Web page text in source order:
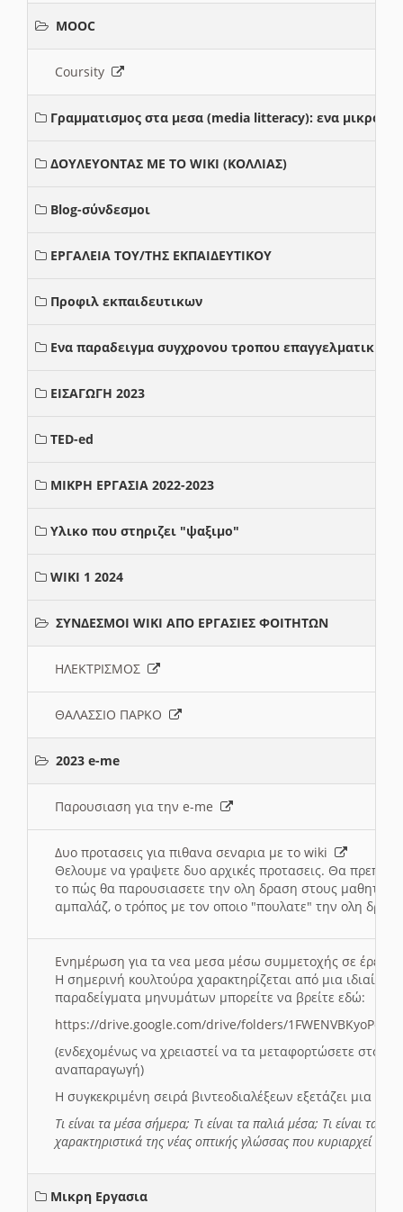
MOOC
Coursity
Γραμματισμος στα μεσα (media litteracy): ενα μικρο
ΔΟΥΛΕΥΟΝΤΑΣ ΜΕ ΤΟ WIKI (ΚΟΛΛΙΑΣ)
Blog-σύνδεσμοι
ΕΡΓΑΛΕΙΑ ΤΟΥ/ΤΗΣ ΕΚΠΑΙΔΕΥΤΙΚΟΥ
Προφιλ εκπαιδευτικων
Ενα παραδειγμα συγχρονου τροπου επαγγελματικης
ΕΙΣΑΓΩΓΗ 2023
TED-ed
ΜΙΚΡΗ ΕΡΓΑΣΙΑ 2022-2023
Υλικο που στηριζει "ψαξιμο"
WIKI 1 2024
ΣΥΝΔΕΣΜΟΙ WIKI ΑΠΟ ΕΡΓΑΣΙΕΣ ΦΟΙΤΗΤΩΝ
ΗΛΕΚΤΡΙΣΜΟΣ
ΘΑΛΑΣΣΙΟ ΠΑΡΚΟ
2023 e-me
Παρουσιαση για την e-me
Δυο προτασεις για πιθανα σεναρια με το wiki
Θελουμε να γραψετε δυο αρχικές προτασεις. Θα πρεπει
το πώς θα παρουσιασετε την ολη δραση στους μαθητες
αμπαλάζ, ο τρόπος με τον οποιο "πουλατε" την ολη
Ενημέρωση για τα νεα μεσα μέσω συμμετοχής σε
Η σημερινή κουλτούρα χαρακτηρίζεται από μια
παραδείγματα μηνυμάτων μπορείτε να βρείτε εδώ:
https://drive.google.com/drive/folders/
(ενδεχομένως να χρειαστεί να τα μεταφορτώσετε στο
αναπαραγωγή)
Η συγκεκριμένη σειρά βιντεοδιαλέξεων εξετάζει μια
Τι είναι τα μέσα σήμερα; Τι είναι τα παλιά μέσα; Τι είναι τα
χαρακτηριστικά της νέας οπτικής γλώσσας που κυριαρχεί
Μικρη Εργασια